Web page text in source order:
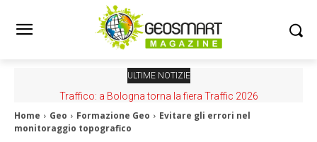
ULTIME NOTIZIE
Traffico: a Bologna torna la fiera Traffic 2026
Home Geo Formazione Geo
Evitare gli errori nel
monitoraggio topografico